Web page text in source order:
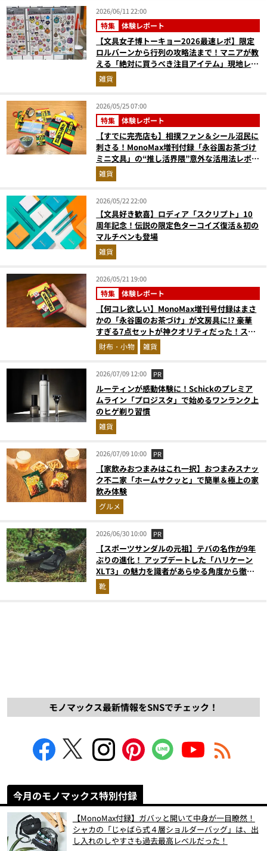
2026/06/11 22:00
特集 体験レポート
【文具女子博トーキョー2026最速レポ】限定
ロルバーンから行列の攻略法まで！マニアが教
える「絶対に買うべき注目アイテム」現地レポ
ート
雑貨
2026/05/25 07:00
特集 体験レポート
【すでに完売店も】相撲ファン＆シール沼民に
刺さる！MonoMax増刊付録「永谷園お茶づけ
ミニ文具」の“推し活界隈”意外な活用法レポー
ト雑貨
2026/05/22 22:00
【文具好き歓喜】ロディア「スクリプト」10
周年記念！伝説の限定色ターコイズ復活＆初の
マルチペンも登場
雑貨
2026/05/21 19:00
特集 体験レポート
【何コレ欲しい】MonoMax増刊号付録はまさ
かの「永谷園のお茶づけ」が文房具に!? 豪華
すぎる7点セットが神クオリティだった！スタ
イリストがガチレビュー
財布・小物 雑貨
2026/07/09 12:00 PR
ルーティンが感動体験に！Schickのプレミア
ムライン「プロジスタ」で始めるワンランク上
のヒゲ剃り習慣
雑貨
2026/07/09 10:00 PR
【家飲みおつまみはこれ一択】おつまみスナッ
ク不二家「ホームサクッと」で簡単＆極上の家
飲み体験
グルメ
2026/06/30 10:00 PR
【スポーツサンダルの元祖】テバの名作が9年
ぶりの進化！ アップデートした「ハリケーン
XLT3」の魅力を識者があらゆる角度から徹底
解説！
靴
モノマックス最新情報をSNSでチェック！
今月のモノマックス特別付録
【MonoMax付録】ガバッと開いて中身が一目瞭然！
シャカの「じゃばら式４層ショルダーバッグ」は、出
し入れのしやすさも過去最高レベルだった！